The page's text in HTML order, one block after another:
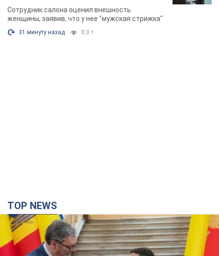
химиотерапии, разгорелся скандал.
Фото
Сотрудник салона оценил внешность
женщины, заявив, что у нее "мужская стрижка"
31 минуту назад 8,0 т.
TOP NEWS